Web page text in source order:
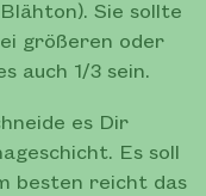
Sie sollte
größeren oder
auch 1/3 sein.
es Dir
Es soll
besten reicht das